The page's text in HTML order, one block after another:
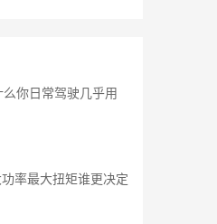
你日常驾驶几乎用
率最大扭矩谁更决定